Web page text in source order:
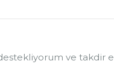
ve takdir